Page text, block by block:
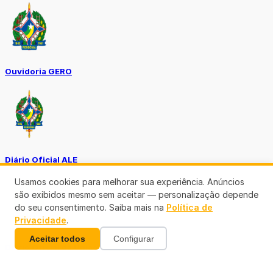
Ouvidoria GERO
Diário Oficial ALE
Diário Oficial da União
Usamos cookies para melhorar sua experiência. Anúncios
são exibidos mesmo sem aceitar — personalização depende
do seu consentimento. Saiba mais na Política de
Privacidade.
Aceitar todos Configurar